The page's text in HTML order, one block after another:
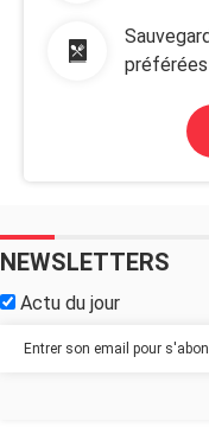
NEWSLETTERS
Actu du jour